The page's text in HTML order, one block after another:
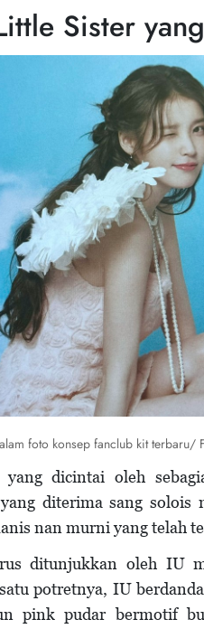
Sister
foto konsep fanclub kit terbaru/
dicintai oleh
diterima sang solois
nan murni yang telah
ditunjukkan oleh IU
potretnya, IU
pink pudar bermotif